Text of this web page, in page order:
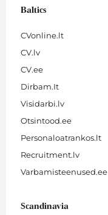
Baltics
CVonline.lt
CV.lv
CV.ee
Dirbam.It
Visidarbi.lv
Otsintood.ee
Personaloatrankos.lt
Recruitment.lv
Varbamisteenused.ee
Scandinavia